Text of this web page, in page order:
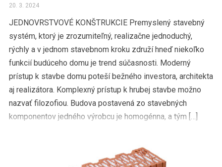
20. 3. 2024
JEDNOVRSTVOVÉ KONŠTRUKCIE Premyslený stavebný
systém, ktorý je zrozumiteľný, realizačne jednoduchý,
rýchly a v jednom stavebnom kroku združí hneď niekoľko
funkcií budúceho domu je trend súčasnosti. Moderný
prístup k stavbe domu poteší bežného investora, architekta
aj realizátora. Komplexný prístup k hrubej stavbe možno
nazvať filozofiou. Budova postavená zo stavebných
komponentov jedného výrobcu je homogénna, a tým […]